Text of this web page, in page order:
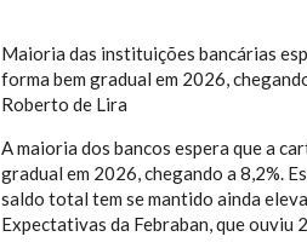
Maioria das instituições bancárias
forma bem gradual em 2026,
Roberto de Lira
A maioria dos bancos espera que a
gradual em 2026, chegando a 8,2%.
saldo total tem se mantido ainda
Expectativas da Febraban, que ouviu